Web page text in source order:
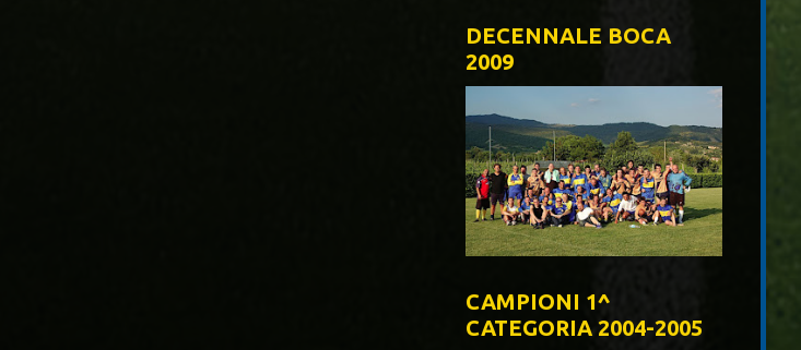
DECENNALE BOCA
2009
CAMPIONI 1^
CATEGORIA 2004-2005